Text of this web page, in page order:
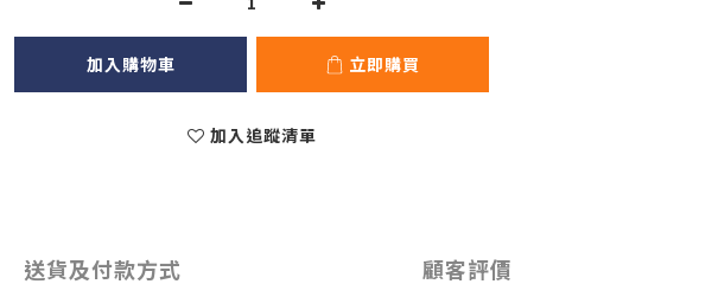
加入購物車 立即購買
加入追蹤清單
送貨及付款方式 顧客評價